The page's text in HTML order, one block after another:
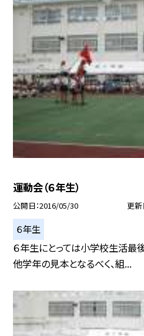
運動会（６年生）
公開日 2016/05/30 更新
６年生
６年生にとっては小学校生活最
他学年の見本となるべく、組...